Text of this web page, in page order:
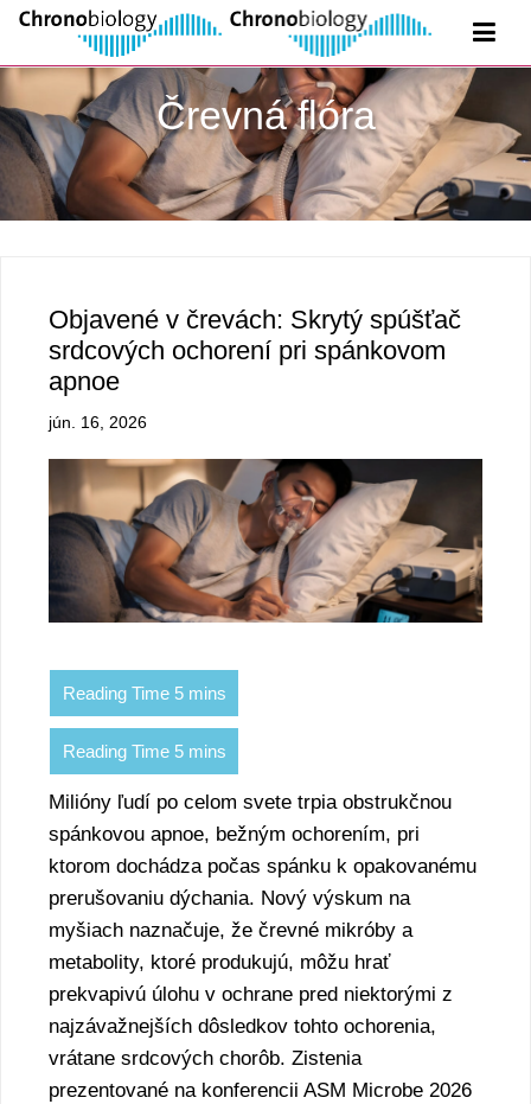
Črevná flóra
Objavené v črevách: Skrytý spúšťač
srdcových ochorení pri spánkovom
apnoe
jún. 16, 2026
Milióny ľudí po celom svete trpia obstrukčnou
spánkovou apnoe, bežným ochorením, pri
ktorom dochádza počas spánku k opakovanému
prerušovaniu dýchania. Nový výskum na
myšiach naznačuje, že črevné mikróby a
metabolity, ktoré produkujú, môžu hrať
prekvapivú úlohu v ochrane pred niektorými z
najzávažnejších dôsledkov tohto ochorenia,
vrátane srdcových chorôb. Zistenia
prezentované na konferencii ASM Microbe 2026